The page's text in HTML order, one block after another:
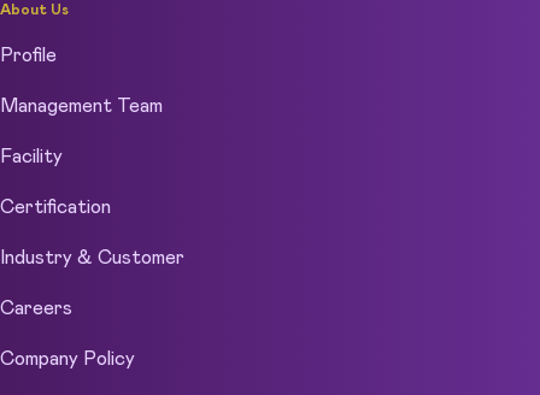
About Us
Profile
Management Team
Facility
Certification
Industry & Customer
Careers
Company Policy